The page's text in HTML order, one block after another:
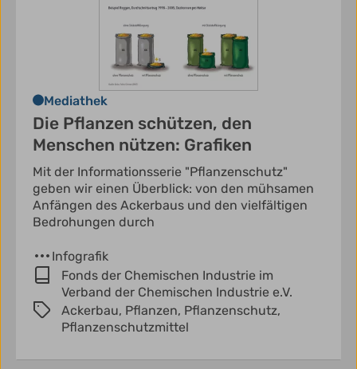
Mediathek
Die Pflanzen schützen, den
Menschen nützen: Grafiken
Mit der Informationsserie "Pflanzenschutz"
geben wir einen Überblick: von den mühsamen
Anfängen des Ackerbaus und den vielfältigen
Bedrohungen durch
Infografik
Fonds der Chemischen Industrie im
Verband der Chemischen Industrie e.V.
Ackerbau, Pflanzen, Pflanzenschutz,
Pflanzenschutzmittel